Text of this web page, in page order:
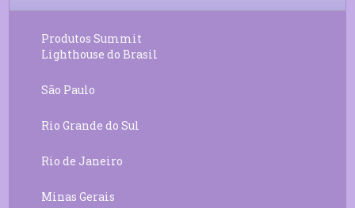
Produtos Summit
Lighthouse do Brasil
São Paulo
Rio Grande do Sul
Rio de Janeiro
Minas Gerais